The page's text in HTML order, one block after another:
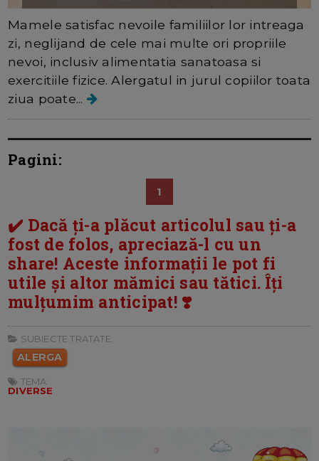
Mamele satisfac nevoile familiilor lor intreaga
zi, neglijand de cele mai multe ori propriile
nevoi, inclusiv alimentatia sanatoasa si
exercitiile fizice. Alergatul in jurul copiilor toata
ziua poate...
Pagini:
1
✔️ Dacă ți-a plăcut articolul sau ți-a
fost de folos, apreciază-l cu un
share! Aceste informații le pot fi
utile și altor mămici sau tătici. Îți
mulțumim anticipat! ❣️
SUBIECTE TRATATE:
ALERGA
TEMA:
DIVERSE